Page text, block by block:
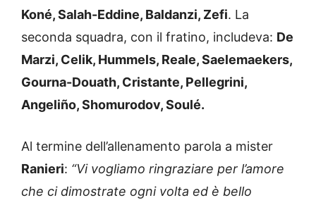
Koné, Salah-Eddine, Baldanzi, Zefi. La
seconda squadra, con il fratino, includeva: De
Marzi, Celik, Hummels, Reale, Saelemaekers,
Gourna-Douath, Cristante, Pellegrini,
Angeliño, Shomurodov, Soulé.
Al termine dell’allenamento parola a mister
Ranieri: “Vi vogliamo ringraziare per l’amore
che ci dimostrate ogni volta ed è bello